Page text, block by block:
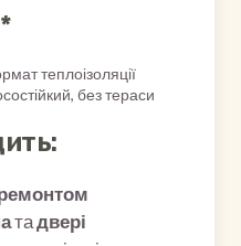
теплоізоляції
без тераси
тадвері